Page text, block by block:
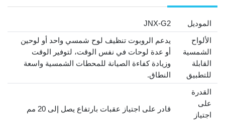
الموديل
JNX-G2
الألواح
الشمسية
القابلة
للتطبيق
يدعم الروبوت تنظيف لوح شمسي واحد أو لوحين
أو عدة لوحات في نفس الوقت، لتوفير الوقت
وزيادة كفاءة الصيانة للمحطات الشمسية واسعة
النطاق.
القدرة
على
اجتياز
قادر على اجتياز عقبات بارتفاع يصل إلى 20 مم